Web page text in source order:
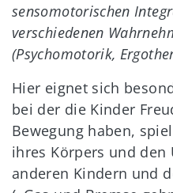
sensomotorischen
verschiedenen
(Psychomotorik,
Hier eignet sich
bei der die Kinder
Bewegung haben,
ihres Körpers und den
anderen Kindern und